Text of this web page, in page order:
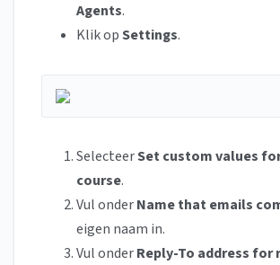
Agents.
Klik opSettings.
SelecteerSet custom values
course.
Vul onderName that emails
eigen naam in.
Vul onderReply-To address for